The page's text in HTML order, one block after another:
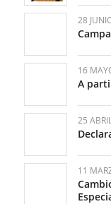
28
16
A
25
11